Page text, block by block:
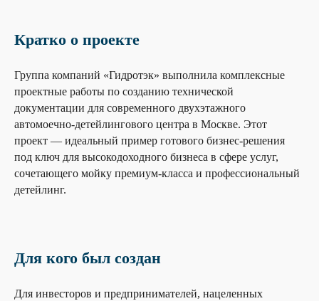
Кратко о проекте
Группа компаний «Гидротэк» выполнила комплексные
проектные работы по созданию технической
документации для современного двухэтажного
автомоечно-детейлингового центра в Москве. Этот
проект — идеальный пример готового бизнес-решения
под ключ для высокодоходного бизнеса в сфере услуг,
сочетающего мойку премиум-класса и профессиональный
детейлинг.
Для кого был создан
Для инвесторов и предпринимателей, нацеленных